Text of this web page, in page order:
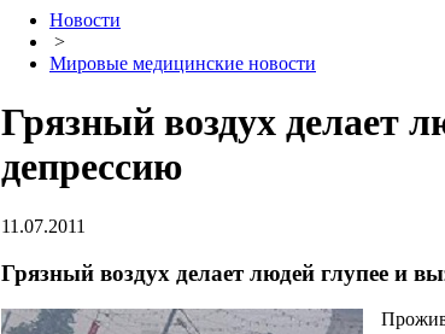
Новости
>
Мировые медицинские новости
Грязный воздух делает
депрессию
11.07.2011
Грязный воздух делает людей глупее и